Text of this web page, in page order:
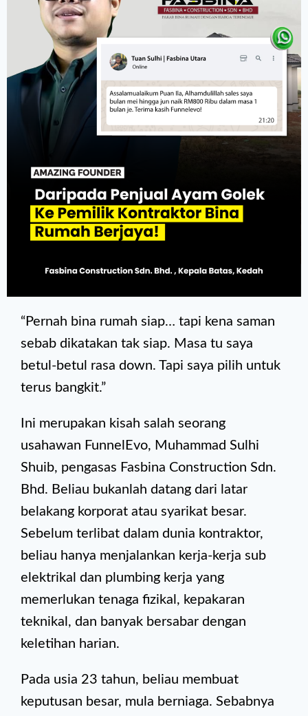
“Pernah bina rumah siap… tapi kena saman
sebab dikatakan tak siap. Masa tu saya
betul-betul rasa down. Tapi saya pilih untuk
terus bangkit.”
Ini merupakan kisah salah seorang
usahawan FunnelEvo, Muhammad Sulhi
Shuib, pengasas Fasbina Construction Sdn.
Bhd. Beliau bukanlah datang dari latar
belakang korporat atau syarikat besar.
Sebelum terlibat dalam dunia kontraktor,
beliau hanya menjalankan kerja-kerja sub
elektrikal dan plumbing kerja yang
memerlukan tenaga fizikal, kepakaran
teknikal, dan banyak bersabar dengan
keletihan harian.
Pada usia 23 tahun, beliau membuat
keputusan besar, mula berniaga. Sebabnya